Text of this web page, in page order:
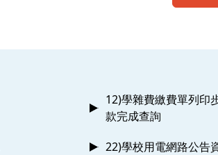
12)學雜費繳費單列印
款完成查詢
22)學校用電網路公告